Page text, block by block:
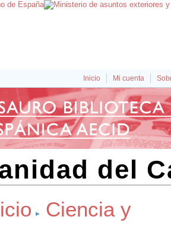
Inicio Mi cuenta
del
Ciencia y